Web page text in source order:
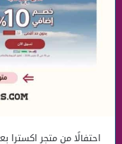
احتفالًا من متجر اكسترا